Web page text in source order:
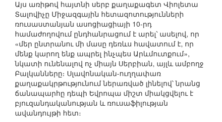
Այս առիթով հայտնի սերբ քաղաքագետ Վիոլետա
Տալովիչը Միջազգային հետազոտությունների
ռուսաստանյան ասոցիացիայի 10-րդ
համաժողովում ընդհանրացում է արել՝ ասելով, որ
«մեր ընտրանու մի մասը դեռևս հավատում է, որ
մենք կարող ենք ապրել ինչպես Արևմուտքում»,
նկատի ունենալով ոչ միայն Սերբիան, այլև ամբողջ
Բալկանները։ Սլավոնական-ուղղափառ
քաղաքակրթությունում ներառված լինելով՝ նրանց
ճանապարհը դեպի Եվրոպա միշտ միակցվելու է
բյուզանդականության և ռուսաֆիլության
ավանդույթի հետ։